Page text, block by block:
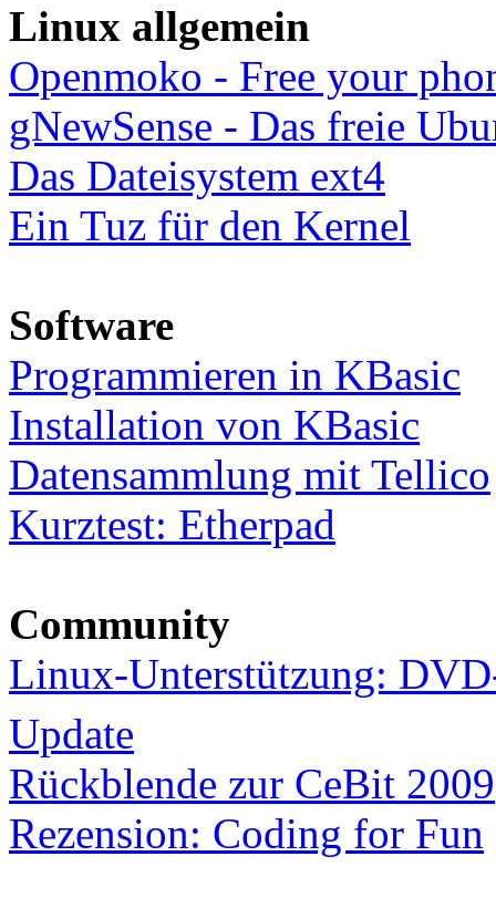
Linux allgemein
Openmoko - Free your
gNewSense - Das freie
Das Dateisystem ext4
Ein Tuz für den Kernel
Software
Programmieren in KBasic
Installation von KBasic
Datensammlung mit Tellico
Kurztest: Etherpad
Community
Linux-Unterstützung:
Update
Rückblende zur CeBit 2009
Rezension: Coding for Fun